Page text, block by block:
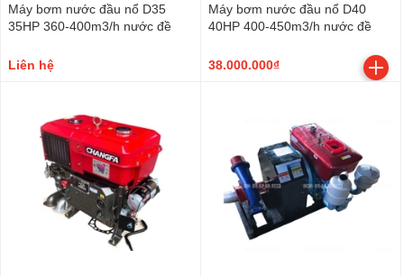
Máy bơm nước đầu nổ D35
35HP 360-400m3/h nước đề
Liên hệ
Máy bơm nước đầu nổ D40
40HP 400-450m3/h nước đề
38.000.000₫